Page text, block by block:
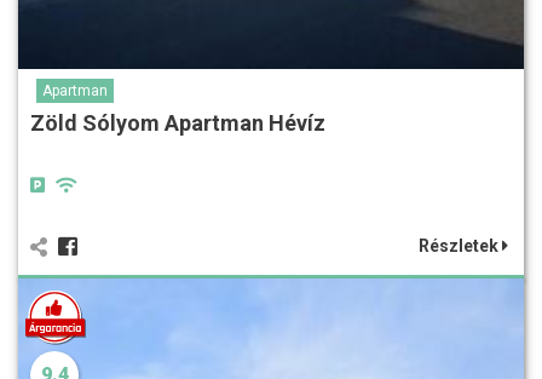
Apartman
Zöld Sólyom Apartman Hévíz
Részletek